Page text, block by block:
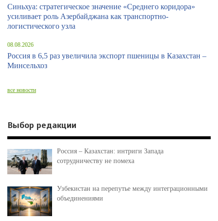
Синьхуа: стратегическое значение «Среднего коридора»
усиливает роль Азербайджана как транспортно-
логистического узла
08.08.2026
Россия в 6,5 раз увеличила экспорт пшеницы в Казахстан –
Минсельхоз
все новости
Выбор редакции
Россия – Казахстан: интриги Запада
сотрудничеству не помеха
Узбекистан на перепутье между интеграционными
объединениями